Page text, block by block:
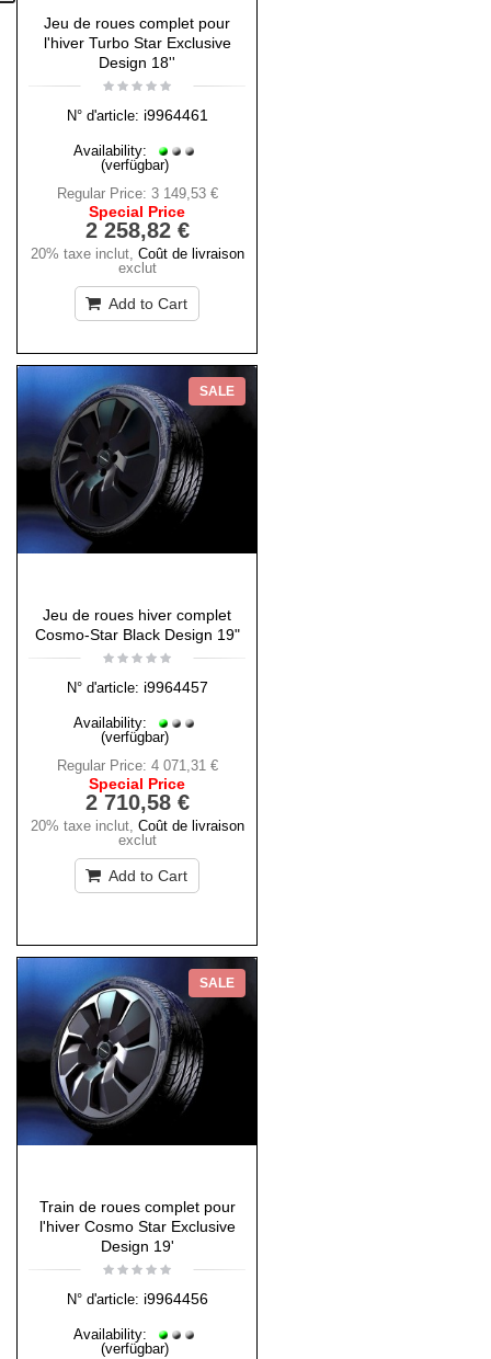
Jeu de roues complet pour
l'hiver Turbo Star Exclusive
Design 18''
N° d'article: i9964461
Availability:
(verfügbar)
Regular Price: 3 149,53 €
Special Price
2 258,82 €
20% taxe inclut, Coût de livraison
exclut
Add to Cart
SALE
Jeu de roues hiver complet
Cosmo-Star Black Design 19"
N° d'article: i9964457
Availability:
(verfügbar)
Regular Price: 4 071,31 €
Special Price
2 710,58 €
20% taxe inclut, Coût de livraison
exclut
Add to Cart
SALE
Train de roues complet pour
l'hiver Cosmo Star Exclusive
Design 19'
N° d'article: i9964456
Availability:
(verfügbar)